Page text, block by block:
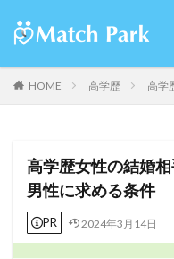
HOME 高学歴 高学
高学歴女性の結婚
男性に求める条件
PR 2024年3月14日